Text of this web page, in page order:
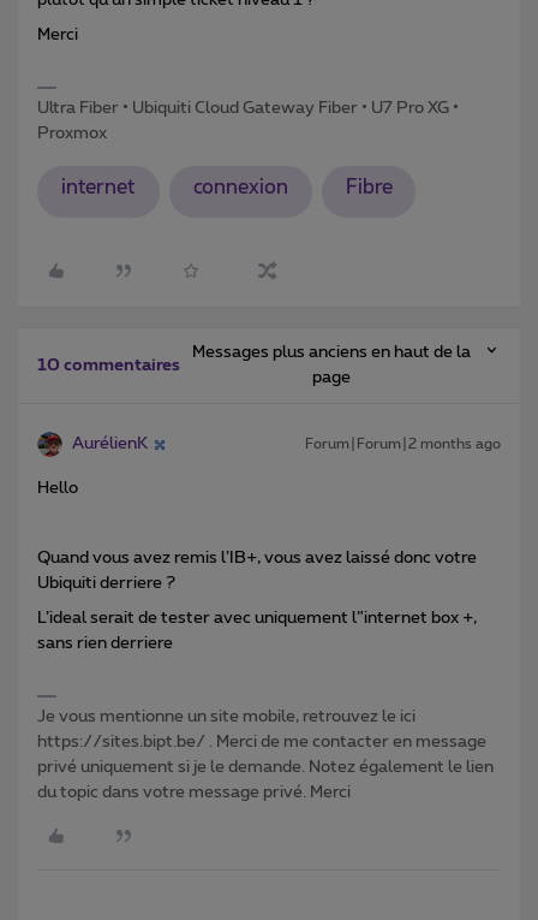
Merci
Ultra Fiber • Ubiquiti Cloud Gateway Fiber • U7 Pro XG •
Proxmox
internet connexion Fibre
10 commentaires
Messages plus anciens en haut de la
page
AurélienK Forum|Forum|2 months ago
Hello
Quand vous avez remis l’IB+, vous avez laissé donc votre
Ubiquiti derriere ?
L’ideal serait de tester avec uniquement l”internet box +,
sans rien derriere
Je vous mentionne un site mobile, retrouvez le ici
https://sites.bipt.be/ . Merci de me contacter en message
privé uniquement si je le demande. Notez également le lien
du topic dans votre message privé. Merci